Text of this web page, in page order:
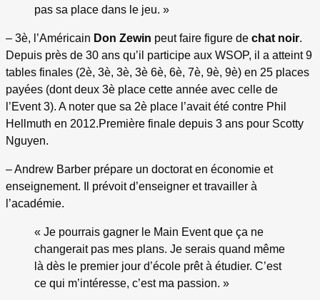
pas sa place dans le jeu. »
– 3è, l’Américain Don Zewin peut faire figure de chat noir.
Depuis près de 30 ans qu’il participe aux WSOP, il a atteint 9
tables finales (2è, 3è, 3è, 3è 6è, 6è, 7è, 9è, 9è) en 25 places
payées (dont deux 3è place cette année avec celle de
l’Event 3). A noter que sa 2è place l’avait été contre Phil
Hellmuth en 2012.Première finale depuis 3 ans pour Scotty
Nguyen.
– Andrew Barber prépare un doctorat en économie et
enseignement. Il prévoit d’enseigner et travailler à
l’académie.
« Je pourrais gagner le Main Event que ça ne
changerait pas mes plans. Je serais quand même
là dès le premier jour d’école prêt à étudier. C’est
ce qui m’intéresse, c’est ma passion. »